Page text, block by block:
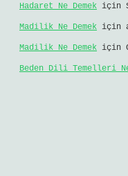
Hadaret Ne Demek için
Madilik Ne Demek için
Madilik Ne Demek için
Beden Dili Temelleri